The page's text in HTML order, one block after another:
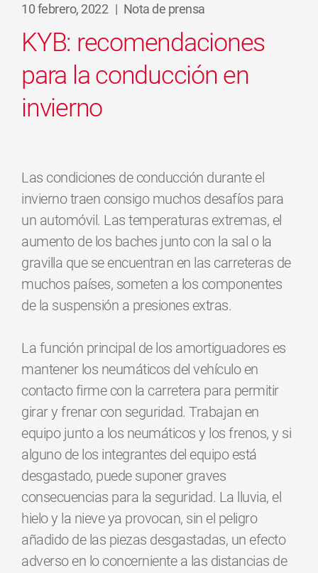
10 febrero, 2022 | Nota de prensa
KYB: recomendaciones
para la conducción en
invierno
Las condiciones de conducción durante el
invierno traen consigo muchos desafíos para
un automóvil. Las temperaturas extremas, el
aumento de los baches junto con la sal o la
gravilla que se encuentran en las carreteras de
muchos países, someten a los componentes
de la suspensión a presiones extras.
La función principal de los amortiguadores es
mantener los neumáticos del vehículo en
contacto firme con la carretera para permitir
girar y frenar con seguridad. Trabajan en
equipo junto a los neumáticos y los frenos, y si
alguno de los integrantes del equipo está
desgastado, puede suponer graves
consecuencias para la seguridad. La lluvia, el
hielo y la nieve ya provocan, sin el peligro
añadido de las piezas desgastadas, un efecto
adverso en lo concerniente a las distancias de